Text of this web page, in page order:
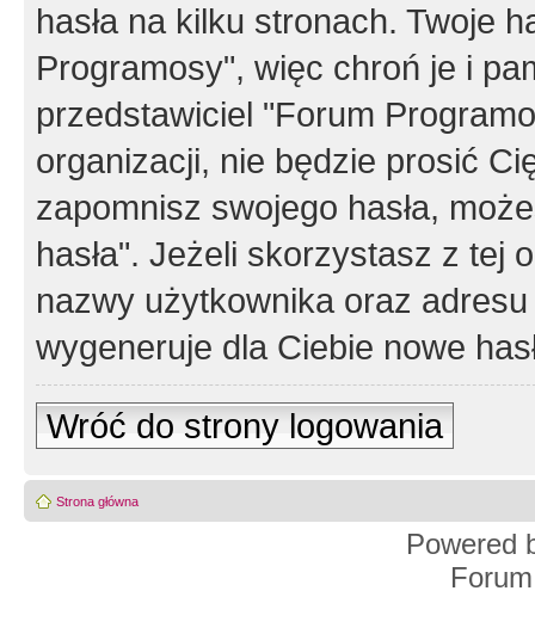
hasła na kilku stronach. Twoje
Programosy", więc chroń je i
przedstawiciel "Forum
organizacji, nie będzie prosić
zapomnisz swojego hasła,
hasła". Jeżeli skorzystasz z tej
nazwy użytkownika oraz
wygeneruje dla Ciebie nowe
Wróć do strony logowania
Strona główna
Powered